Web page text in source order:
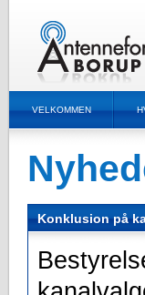
VELKOMMEN
Konklusion på